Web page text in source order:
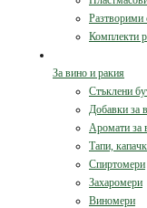
Разтворими
Комплекти
За вино и ракия
Стъклени
Добавки за
Аромати за
Тапи,
Спиртомери
Захаромери
Виномери